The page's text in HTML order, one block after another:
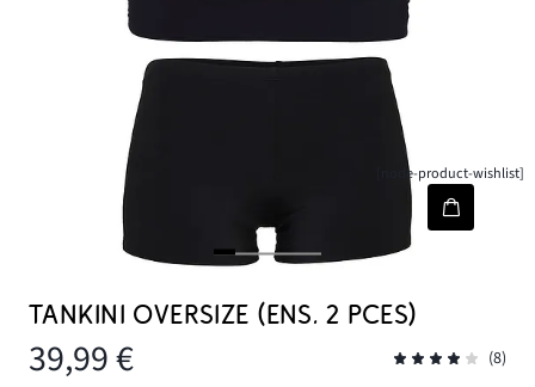
[node-product-wishlist]
TANKINI OVERSIZE (ENS. 2 PCES)
39,99 €
(8)